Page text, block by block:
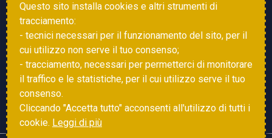
Squadre di Calcio
Associazione Sammarinese Arbitri
Vota gol e parata
Questo sito installa cookies e altri strumenti di
tracciamento:
- tecnici necessari per il funzionamento del sito, per il
cui utilizzo non serve il tuo consenso;
- tracciamento, necessari per permetterci di monitorare
il traffico e le statistiche, per il cui utilizzo serve il tuo
consenso.
Cliccando "Accetta tutto" acconsenti all'utilizzo di tutti i
cookie. Leggi di più